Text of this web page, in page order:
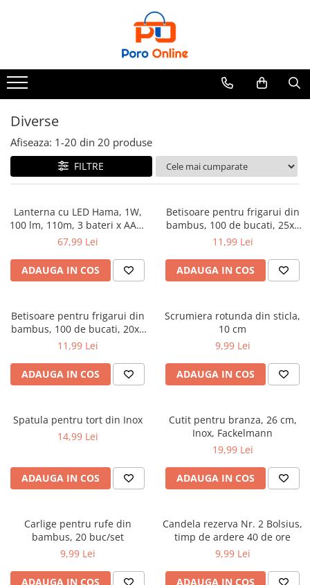
Clone
Parfum Barbati
Parfumuri Arabesti
Set Parfum
Diverse
Afiseaza: 1-20 din 20 produse
FILTRE
Lanterna cu LED Hama, 1W,
100 lm, 110m, 3 bateri x AAA,
IP54
67,99 Lei
ADAUGA IN COS
Betisoare pentru frigarui din
bambus, 100 de bucati, 25x3
cm
11,99 Lei
ADAUGA IN COS
Betisoare pentru frigarui din
bambus, 100 de bucati, 20x3
cm
11,99 Lei
ADAUGA IN COS
Scrumiera rotunda din sticla,
10 cm
9,99 Lei
ADAUGA IN COS
Spatula pentru tort din Inox
14,99 Lei
ADAUGA IN COS
Cutit pentru branza, 26 cm,
Inox, Fackelmann
19,99 Lei
ADAUGA IN COS
Carlige pentru rufe din
bambus, 20 buc/set
9,99 Lei
ADAUGA IN COS
Candela rezerva Nr. 2 Bolsius,
timp de ardere 40 de ore
9,99 Lei
ADAUGA IN COS